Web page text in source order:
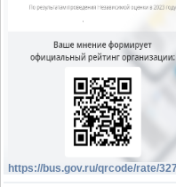
https://bus.gov.ru/qrcode/rate/